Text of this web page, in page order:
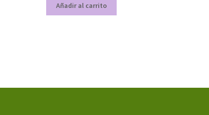
Añadir al carrito